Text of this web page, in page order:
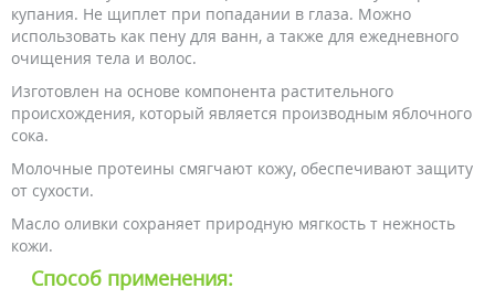
купания. Не щиплет при попадании в глаза. Можно
использовать как пену для ванн, а также для ежедневного
очищения тела и волос.
Изготовлен на основе компонента растительного
происхождения, который является производным яблочного
сока.
Молочные протеины смягчают кожу, обеспечивают защиту
от сухости.
Масло оливки сохраняет природную мягкость т нежность
кожи.
Способ применения: